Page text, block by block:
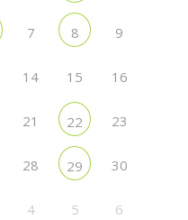
7 8 9
14 15 16
21 22 23
28 29 30
4 5 6